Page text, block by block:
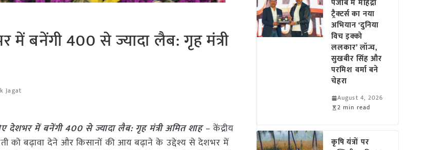
में बनेंगी 400 से ज्यादा लैब: गृह मंत्री
Jagat
देशभर में बनेंगी 400 से ज्यादा लैब: गृह मंत्री अमित शाह – केंद्रीय
को बढ़ावा देने और किसानों की आय बढ़ाने के उद्देश्य से देशभर में
पंजाब में महिंद्रा
ट्रैक्टर्स का नया
अभियान ‘दुनिया
विच इक्को
ललकार’ लॉन्च,
सुखबीर सिंह और
परमिश वर्मा बने
चेहरा
August 4, 2026
2 min read
कृषि यंत्रों पर